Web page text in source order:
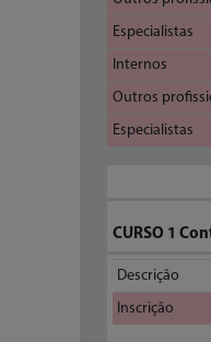
Especialistas
Internos
Outros
Especialistas
CURSO 1
Descrição
Inscrição